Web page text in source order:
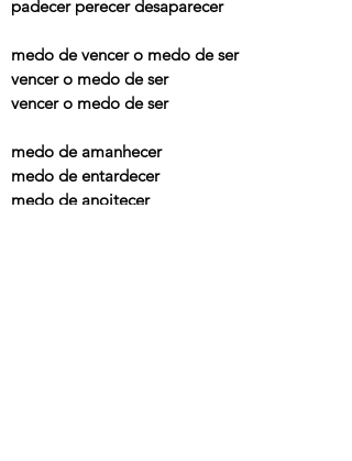
padecer perecer desaparecer
medo de vencer o medo de ser
vencer o medo de ser
vencer o medo de ser
medo de amanhecer
medo de entardecer
medo de anoitecer